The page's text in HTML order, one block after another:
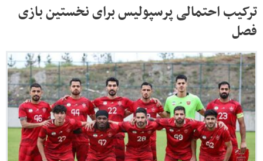
ترکیب احتمالی پرسپولیس برای نخستین بازی
فصل